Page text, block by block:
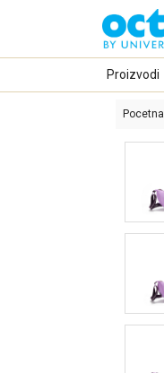
Proizvodi
Pocetna